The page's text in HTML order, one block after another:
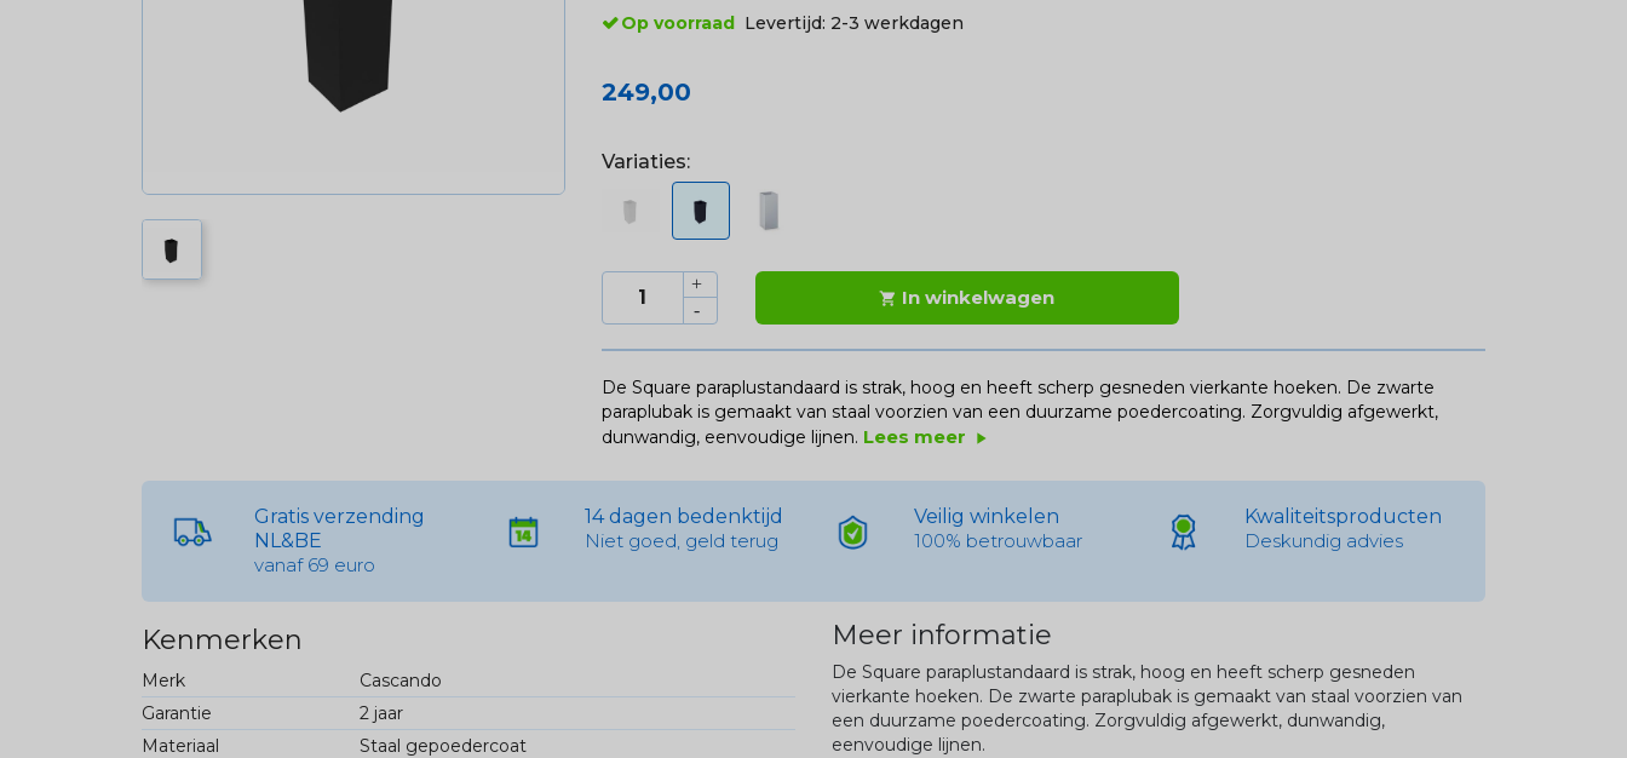
Op voorraad Levertijd: 2-3 werkdagen
249,00
Variaties:
 In winkelwagen
De Square paraplustandaard is strak, hoog en heeft scherp gesneden vierkante hoeken. De zwarte
paraplubak is gemaakt van staal voorzien van een duurzame poedercoating. Zorgvuldig afgewerkt,
dunwandig, eenvoudige lijnen. Lees meer play_arrow
Gratis verzending
NL&BE
vanaf 69 euro
14 dagen bedenktijd
Niet goed, geld terug
Veilig winkelen
100% betrouwbaar
Kwaliteitsproducten
Deskundig advies
Kenmerken
Merk
Cascando
Garantie
2 jaar
Materiaal
Staal gepoedercoat
Meer informatie
De Square paraplustandaard is strak, hoog en heeft scherp gesneden
vierkante hoeken. De zwarte paraplubak is gemaakt van staal voorzien van
een duurzame poedercoating. Zorgvuldig afgewerkt, dunwandig,
eenvoudige lijnen.